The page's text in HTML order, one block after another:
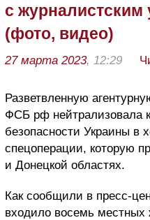
с журналистским
(фото, видео)
27 марта 2023, 12:29
Разветвленную
ФСБ рф нейтрализовала
безопасности Украины в
спецоперации, которую
и Донецкой областях.
Как сообщили в пресс-
входило восемь местных